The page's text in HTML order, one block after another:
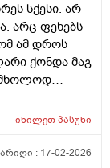
რომ
სქესი. არ
არც ფეხებს
ამ დროს
ქონდა მაგ
მხოლოდ
იხილეთპასუხი
: 17-02-2026